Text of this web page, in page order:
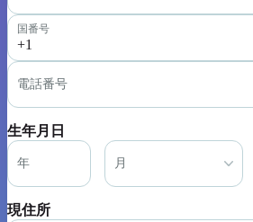
国番号
電話番号
生年月日
年 月
現住所